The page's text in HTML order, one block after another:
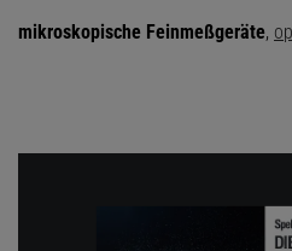
mikroskopische Feinmeßgeräte,